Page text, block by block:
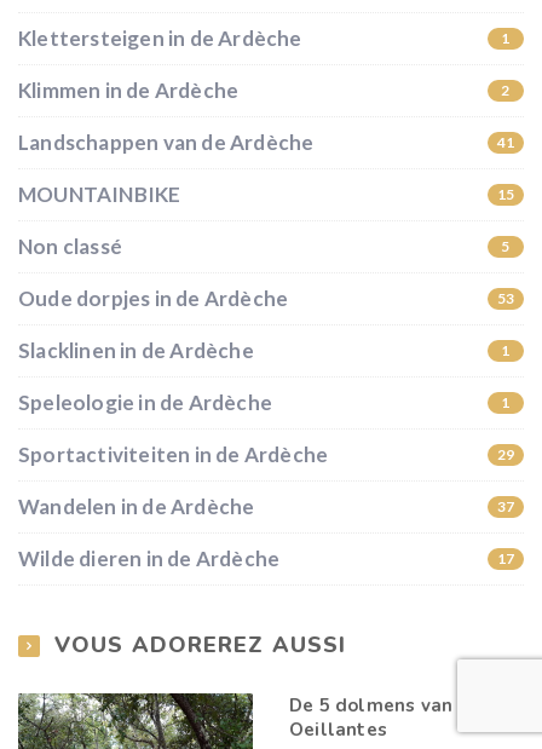
Klettersteigen in de Ardèche 1
Klimmen in de Ardèche 2
Landschappen van de Ardèche 41
MOUNTAINBIKE 15
Non classé 5
Oude dorpjes in de Ardèche 53
Slacklinen in de Ardèche 1
Speleologie in de Ardèche 1
Sportactiviteiten in de Ardèche 29
Wandelen in de Ardèche 37
Wilde dieren in de Ardèche 17
VOUS ADOREREZ AUSSI
De 5 dolmens van Les
Oeillantes